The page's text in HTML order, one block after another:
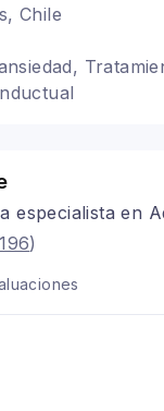
Chile
especialista en
196)